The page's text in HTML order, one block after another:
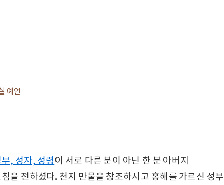
예언
, 성자, 성령이 서로 다른 분이 아닌 한 분 아버지
을 전하셨다. 천지 만물을 창조하시고 홍해를 가르신 성부